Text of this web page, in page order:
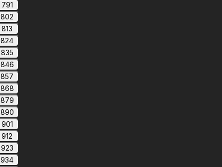
791
802
813
824
835
846
857
868
879
890
901
912
923
934